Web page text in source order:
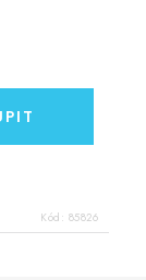
Kód: 85826